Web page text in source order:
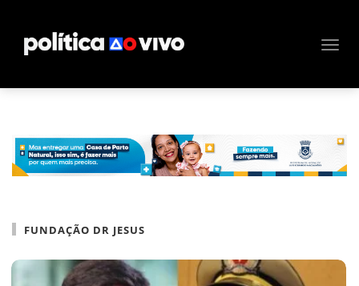
FUNDAÇÃO DR JESUS